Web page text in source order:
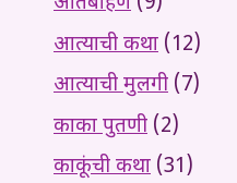
आत्याची कथा (12)
आत्याची मुलगी (7)
काका पुतणी (2)
काकूंची कथा (31)